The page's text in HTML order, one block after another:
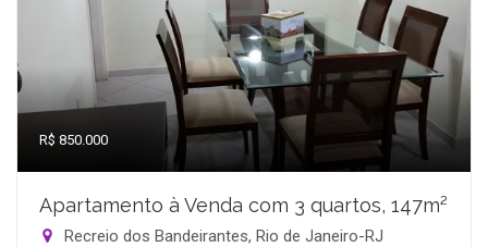
R$ 850.000
Apartamento à Venda com 3 quartos, 147m²
Recreio dos Bandeirantes, Rio de Janeiro-RJ